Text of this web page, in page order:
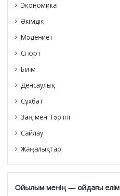
Экономика
Әкімдік
Мәдениет
Спорт
Білім
Денсаулық
Сұхбат
Заң мен Тәртіп
Сайлау
Жаңалықтар
Ойылым менің — ойдағы елім